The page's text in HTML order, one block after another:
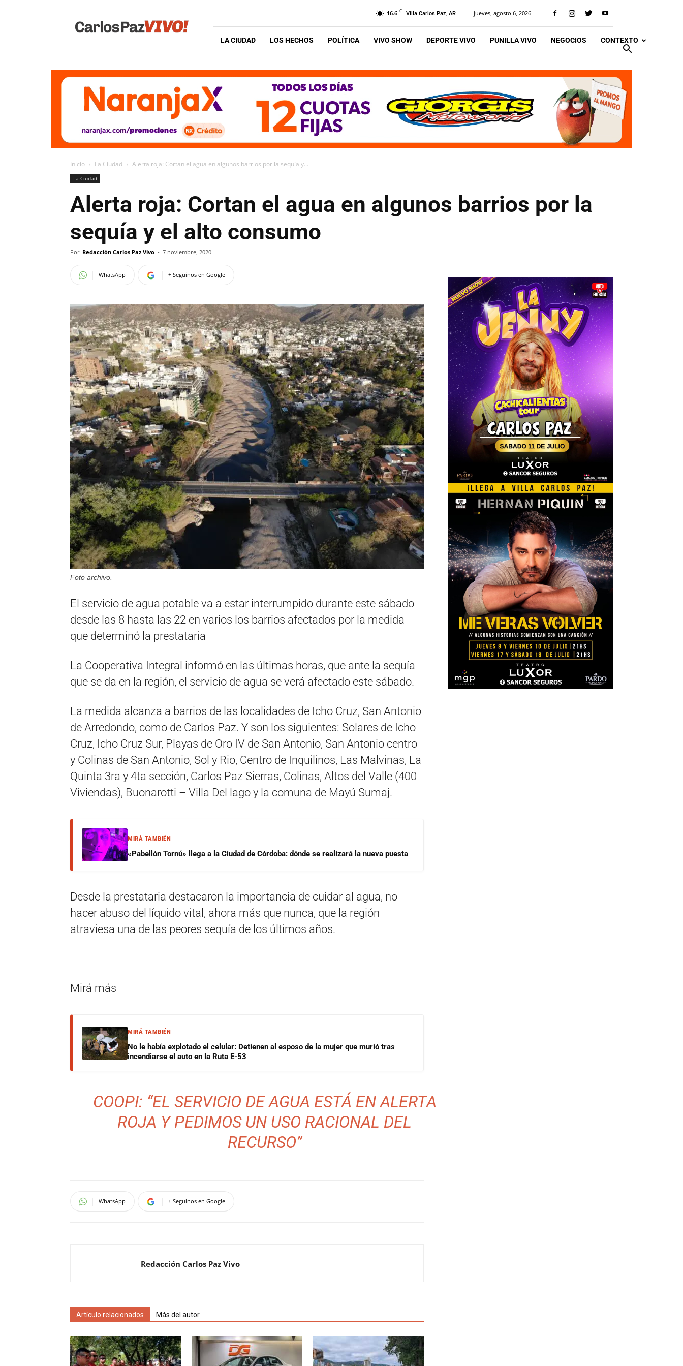
Vivo
16.6 C Villa Carlos Paz, AR jueves, agosto 6, 2026
LA CIUDAD LOS HECHOS POLÍTICA VIVO SHOW DEPORTE VIVO PUNILLA VIVO NEGOCIOS CONTEXTO
Inicio La Ciudad Alerta roja: Cortan el agua en algunos barrios por la sequía y...
La Ciudad
Alerta roja: Cortan el agua en algunos barrios por la
sequía y el alto consumo
Por Redacción Carlos Paz Vivo - 7 noviembre, 2020
WhatsApp + Seguinos en Google
Foto archivo.
El servicio de agua potable va a estar interrumpido durante este sábado
desde las 8 hasta las 22 en varios los barrios afectados por la medida
que determinó la prestataria
La Cooperativa Integral informó en las últimas horas, que ante la sequía
que se da en la región, el servicio de agua se verá afectado este sábado.
La medida alcanza a barrios de las localidades de Icho Cruz, San Antonio
de Arredondo, como de Carlos Paz. Y son los siguientes: Solares de Icho
Cruz, Icho Cruz Sur, Playas de Oro IV de San Antonio, San Antonio centro
y Colinas de San Antonio, Sol y Rio, Centro de Inquilinos, Las Malvinas, La
Quinta 3ra y 4ta sección, Carlos Paz Sierras, Colinas, Altos del Valle (400
Viviendas), Buonarotti – Villa Del lago y la comuna de Mayú Sumaj.
MIRÁ TAMBIÉN
«Pabellón Tornú» llega a la Ciudad de Córdoba: dónde se realizará la nueva puesta
Desde la prestataria destacaron la importancia de cuidar al agua, no
hacer abuso del líquido vital, ahora más que nunca, que la región
atraviesa una de las peores sequía de los últimos años.
Mirá más
MIRÁ TAMBIÉN
No le había explotado el celular: Detienen al esposo de la mujer que murió tras
incendiarse el auto en la Ruta E-53
COOPI: “EL SERVICIO DE AGUA ESTÁ EN ALERTA
ROJA Y PEDIMOS UN USO RACIONAL DEL
RECURSO”
WhatsApp + Seguinos en Google
Redacción Carlos Paz Vivo
Artículo relacionados Más del autor